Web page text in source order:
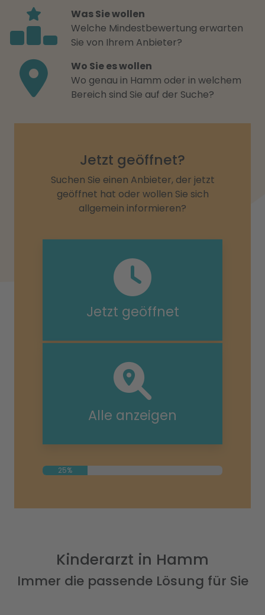
Was Sie wollen
Welche Mindestbewertung erwarten
Sie von Ihrem Anbieter?
Wo Sie es wollen
Wo genau in Hamm oder in welchem
Bereich sind Sie auf der Suche?
Jetzt geöffnet?
Suchen Sie einen Anbieter, der jetzt
geöffnet hat oder wollen Sie sich
allgemein informieren?
Jetzt geöffnet
Alle anzeigen
25%
Kinderarzt in Hamm
Immer die passende Lösung für Sie